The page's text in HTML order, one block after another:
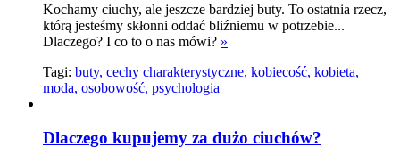
Kochamy ciuchy, ale jeszcze bardziej buty. To ostatnia rzecz,
którą jesteśmy skłonni oddać bliźniemu w potrzebie...
Dlaczego? I co to o nas mówi? »
Tagi: buty, cechy charakterystyczne, kobiecość, kobieta,
moda, osobowość, psychologia
Dlaczego kupujemy za dużo ciuchów?